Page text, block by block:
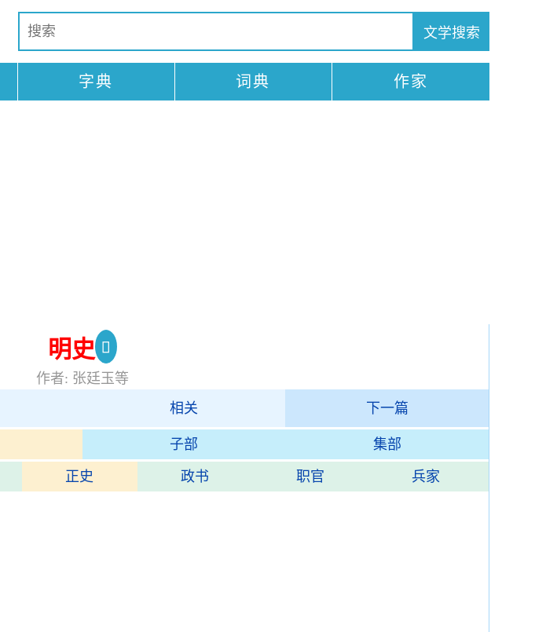
字典 词典 作家
明史
作者: 张廷玉等
相关 下一篇
子部 集部
正史 政书 职官 兵家